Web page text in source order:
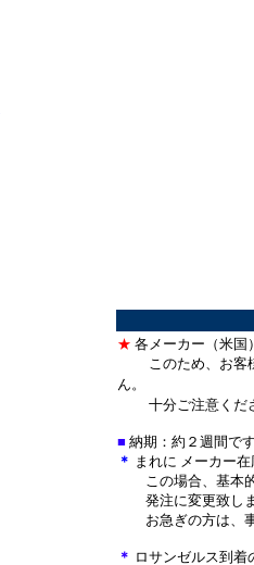
★ 各メーカー（米国
このため、お客
ん。
十分ご注意くだ
■ 納期：約２週間で
＊ まれに メーカー
この場合、基本的
発注に変更致し
お急ぎの方は、事
＊ ロサンゼルス到